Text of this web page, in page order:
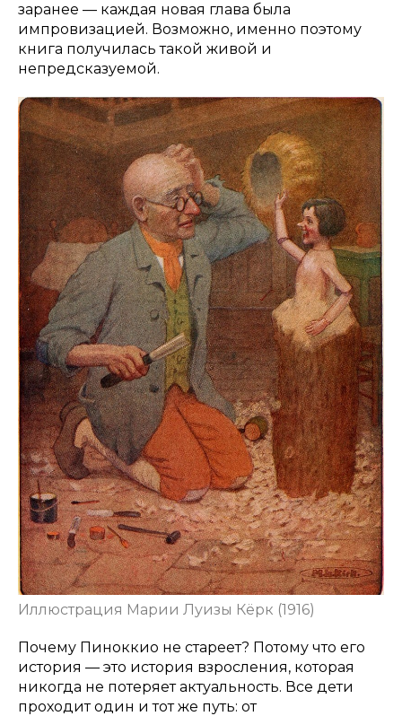
заранее — каждая новая глава была
импровизацией. Возможно, именно поэтому
книга получилась такой живой и
непредсказуемой.
Иллюстрация Марии Луизы Кёрк (1916)
Почему Пиноккио не стареет? Потому что его
история — это история взросления, которая
никогда не потеряет актуальность. Все дети
проходит один и тот же путь: от